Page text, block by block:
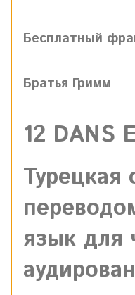
Бесплатный
Братья Гримм
12 DANS
Турецкая
язык для